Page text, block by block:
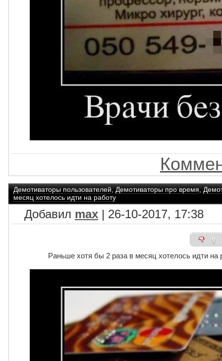
Демотиваторы пользователей,Демотиваторы про время,
месяц хотелось идти на работу
Добавил max | 26-10-2017, 17:38
0
Раньше хотя бы 2 раза в месяц хотелось идти на